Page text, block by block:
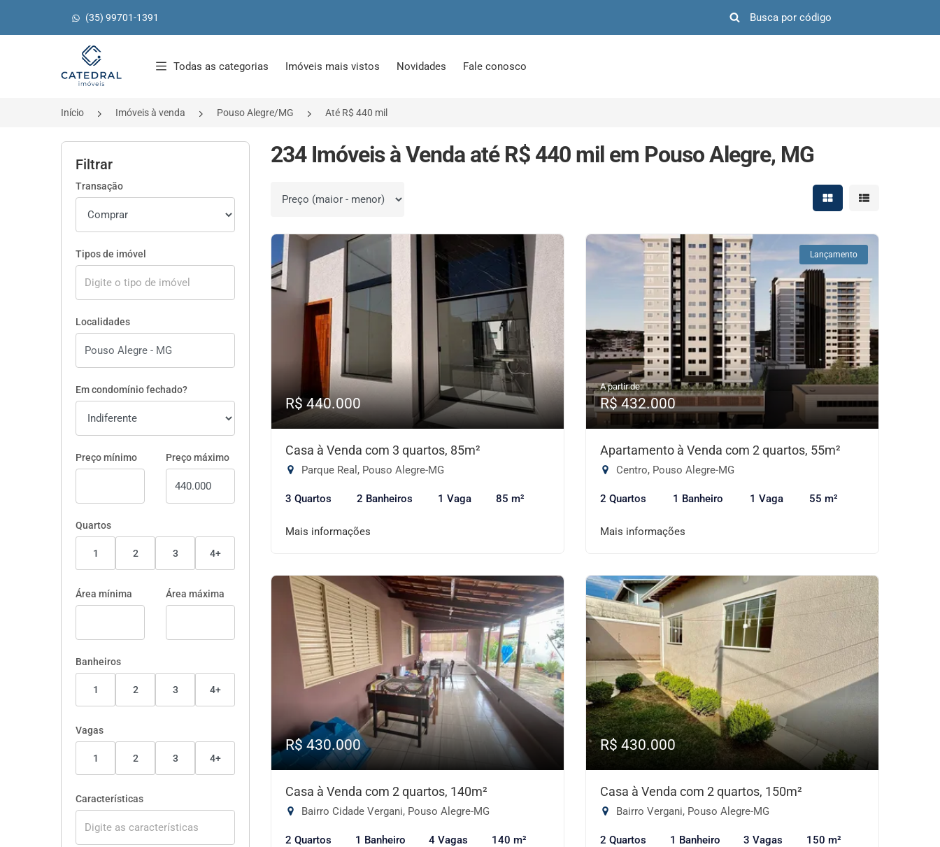
(35) 99701-1391
Página inicial
Todas as categorias Imóveis mais vistos Novidades Fale conosco
Início Imóveis à venda Pouso Alegre/MG Até R$ 440 mil
Filtrar
Transação
Tipos de imóvel
Localidades
Em condomínio fechado?
Preço mínimo Preço máximo
Quartos
1 2 3 4+
Área mínima Área máxima
Banheiros
1 2 3 4+
Vagas
1 2 3 4+
Características
234 Imóveis à Venda até R$ 440 mil em Pouso Alegre, MG
Ordenar por Mostrar resultados em
Mostrar
R$ 440.000
Casa à Venda com 3 quartos, 85m²
Parque Real, Pouso Alegre-MG
3 Quartos 2 Banheiros 1 Vaga 85 m²
Mais informações
Lançamento
A partir de:
R$ 432.000
Apartamento à Venda com 2 quartos, 55m²
Centro, Pouso Alegre-MG
2 Quartos 1 Banheiro 1 Vaga 55 m²
Mais informações
R$ 430.000
Casa à Venda com 2 quartos, 140m²
Bairro Cidade Vergani, Pouso Alegre-MG
2 Quartos 1 Banheiro 4 Vagas 140 m²
R$ 430.000
Casa à Venda com 2 quartos, 150m²
Bairro Vergani, Pouso Alegre-MG
2 Quartos 1 Banheiro 3 Vagas 150 m²